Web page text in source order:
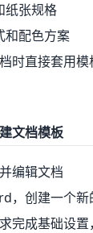
纸张规格
和配色方案
时直接套用
文档模板
编辑文档
，创建一个新
完成基础设置